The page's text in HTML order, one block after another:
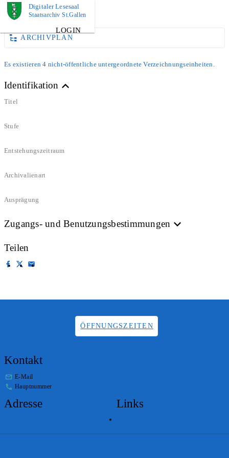
Digitaler Lesesaal
Staatsarchiv St.Gallen
LOGIN
DOKUMENT
ARCHIVPLAN
Es existieren 4 nicht-öffentliche untergeordnete Verzeichnungseinheiten.
Identifikation
Titel
Stufe
Entstehungszeitraum
Archivalienart
Ausprägung
Zugangs- und Benutzungsbestimmungen
Teilen
ÖFFNUNGSZEITEN
Kontakt
E-Mail
Hauptnummer
Adresse Links